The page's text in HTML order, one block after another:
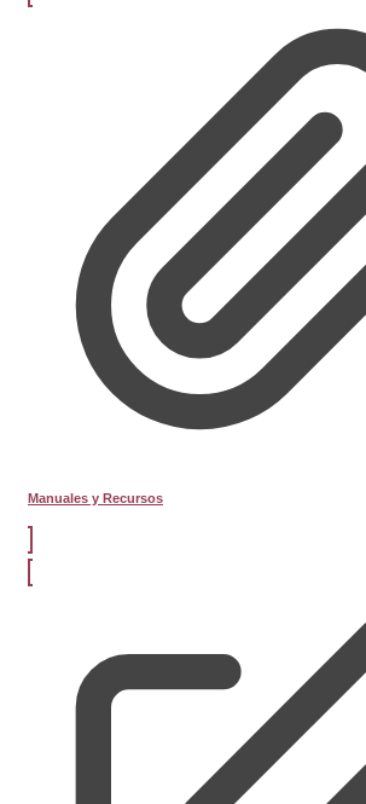
Manuales y Recursos